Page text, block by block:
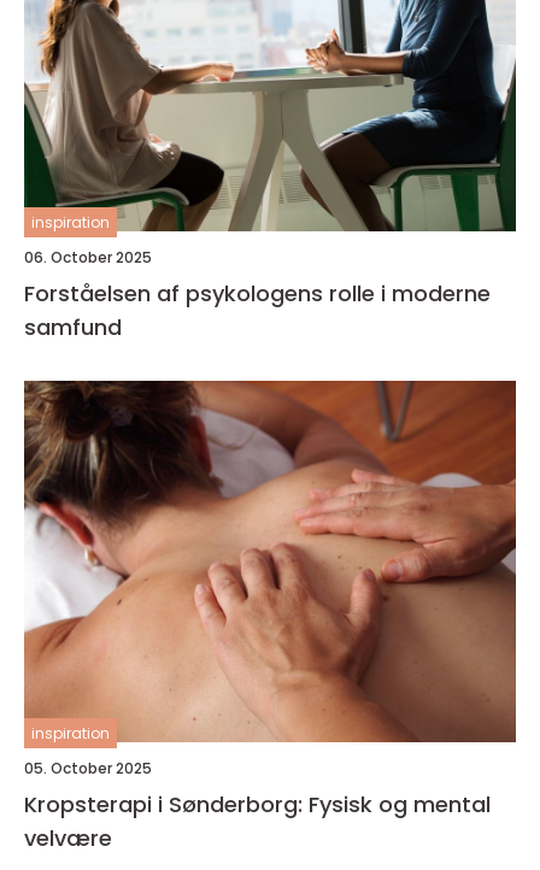
inspiration
06. October 2025
Forståelsen af psykologens rolle i moderne
samfund
inspiration
05. October 2025
Kropsterapi i Sønderborg: Fysisk og mental
velvære